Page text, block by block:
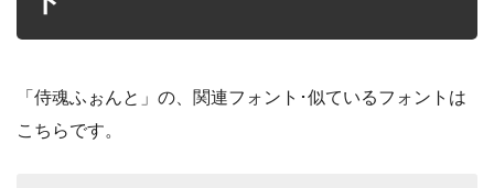
「侍魂ふぉんと」の、関連フォント･似ているフォントは
こちらです。